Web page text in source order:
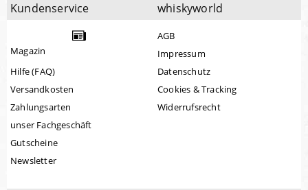
Kundenservice
Magazin
Hilfe (FAQ)
Versandkosten
Zahlungsarten
unser Fachgeschäft
Gutscheine
Newsletter
whiskyworld
AGB
Impressum
Datenschutz
Cookies & Tracking
Widerrufsrecht